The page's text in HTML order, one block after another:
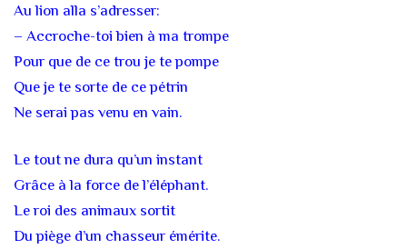
Au lion alla s’adresser:
– Accroche-toi bien à ma trompe
Pour que de ce trou je te pompe
Que je te sorte de ce pétrin
Ne serai pas venu en vain.
Le tout ne dura qu’un instant
Grâce à la force de l’éléphant.
Le roi des animaux sortit
Du piège d’un chasseur émérite.